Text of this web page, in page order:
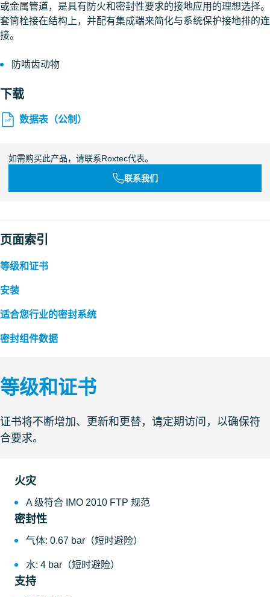
或金属管道，是具有防火和密封性要求的接地应用的理想选择。
套筒栓接在结构上，并配有集成端来简化与系统保护接地排的连
接。
防啮齿动物
下载
数据表（公制）
如需购买此产品，请联系Roxtec代表。
联系我们
页面索引
等级和证书
安装
适合您行业的密封系统
密封组件数据
等级和证书
证书将不断增加、更新和更替，请定期访问，以确保符
合要求。
火灾
A 级符合 IMO 2010 FTP 规范
密封性
气体: 0.67 bar（短时避险）
水: 4 bar（短时避险）
支持